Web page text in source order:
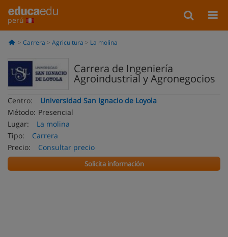
perú
Carrera Agricultura La molina
Carrera de Ingeniería
Agroindustrial y Agronegocios
Centro:
Universidad San Ignacio de Loyola
Método: Presencial
Lugar:
La molina
Tipo:
Carrera
Precio:
Consultar precio
Solicita información